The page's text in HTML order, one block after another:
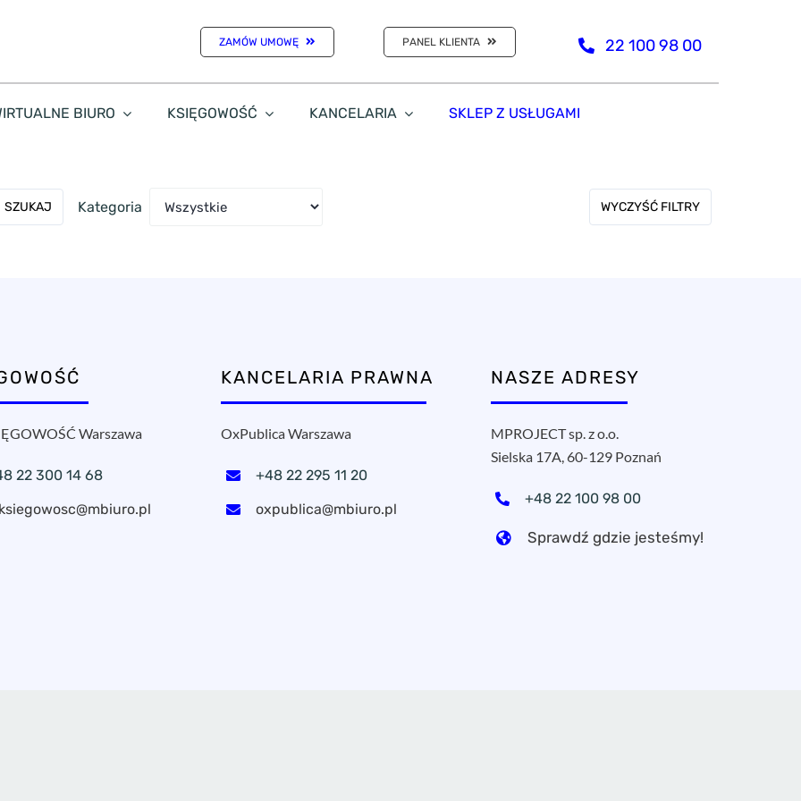
ZAMÓW UMOWĘ PANEL KLIENTA 22 100 98 00
BIURO KSIĘGOWOŚĆ KANCELARIA SKLEP Z USŁUGAMI
SZUKAJ Kategoria WYCZYŚĆ FILTRY
Warszawa
22 300 14 68
KANCELARIA PRAWNA
OxPublica Warszawa
+48 22 295 11 20
oxpublica@mbiuro.pl
NASZE ADRESY
MPROJECT sp. z o.o.
Sielska 17A, 60-129 Poznań
+48 22 100 98 00
Sprawdź gdzie jesteśmy!